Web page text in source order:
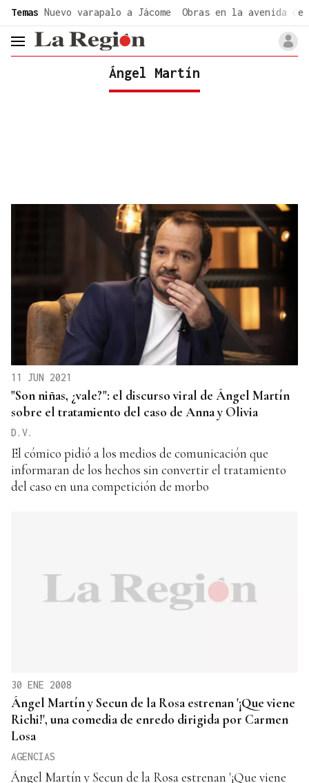
Temas Nuevo varapalo a Jácome Obras en la avenida de
header.menu.open
Ángel Martín
11 JUN 2021
"Son niñas, ¿vale?": el discurso viral de Ángel Martín
sobre el tratamiento del caso de Anna y Olivia
D.V.
El cómico pidió a los medios de comunicación que
informaran de los hechos sin convertir el tratamiento
del caso en una competición de morbo
30 ENE 2008
Ángel Martín y Secun de la Rosa estrenan '¡Que viene
Richi!', una comedia de enredo dirigida por Carmen
Losa
AGENCIAS
Ángel Martín y Secun de la Rosa estrenan '¡Que viene